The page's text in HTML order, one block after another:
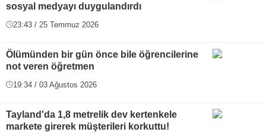
sosyal medyayı duygulandırdı
23:43 / 25 Temmuz 2026
Ölümünden bir gün önce bile öğrencilerine
not veren öğretmen
19:34 / 03 Ağustos 2026
Tayland'da 1,8 metrelik dev kertenkele
markete girerek müşterileri korkuttu!